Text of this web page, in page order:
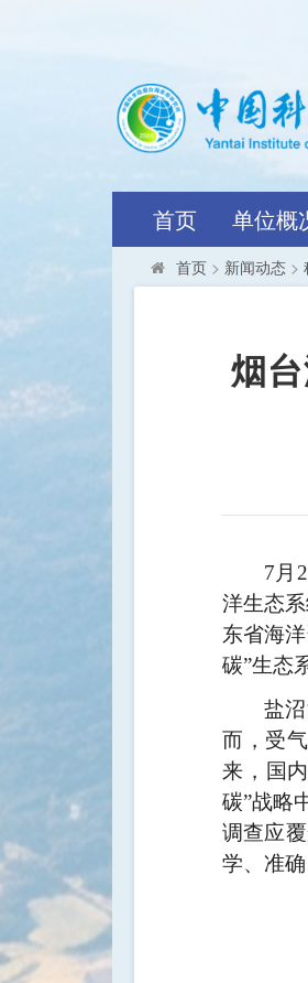
首页 单位概
首页 > 新闻动态 >
烟
7 月
洋生态
东省海
碳”生态
盐
而，受
来，国
碳”战略
调查应
学、准